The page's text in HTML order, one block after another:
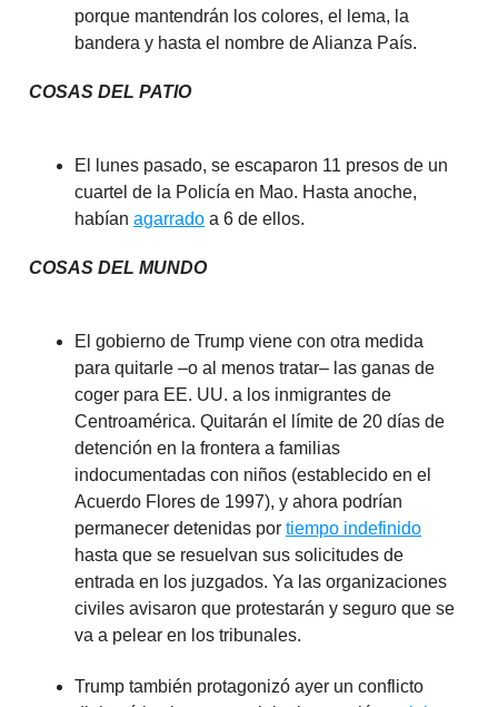
porque mantendrán los colores, el lema, la
bandera y hasta el nombre de Alianza País.
COSAS DEL PATIO
El lunes pasado, se escaparon 11 presos de un
cuartel de la Policía en Mao. Hasta anoche,
habían agarrado a 6 de ellos.
COSAS DEL MUNDO
El gobierno de Trump viene con otra medida
para quitarle –o al menos tratar– las ganas de
coger para EE. UU. a los inmigrantes de
Centroamérica. Quitarán el límite de 20 días de
detención en la frontera a familias
indocumentadas con niños (establecido en el
Acuerdo Flores de 1997), y ahora podrían
permanecer detenidas por tiempo indefinido
hasta que se resuelvan sus solicitudes de
entrada en los juzgados. Ya las organizaciones
civiles avisaron que protestarán y seguro que se
va a pelear en los tribunales.
Trump también protagonizó ayer un conflicto